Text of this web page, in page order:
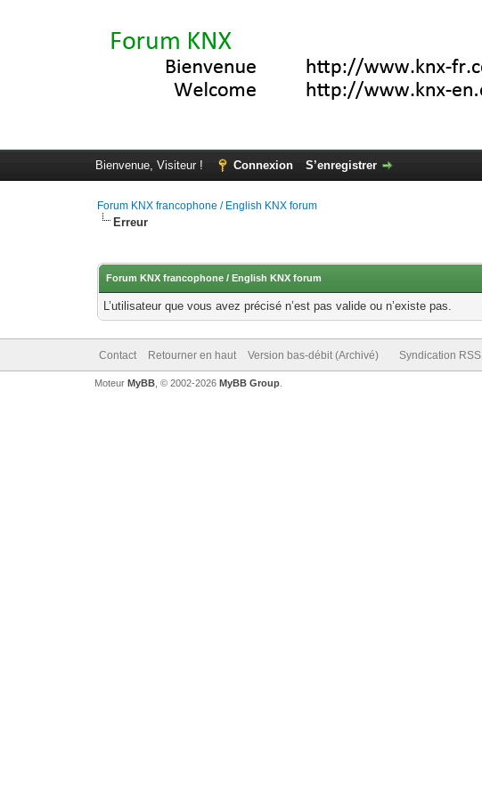
Bienvenue, Visiteur ! Connexion S’enregistrer
Forum KNX francophone / English KNX forum
Erreur
Forum KNX francophone / English KNX forum
L’utilisateur que vous avez précisé n’est pas valide ou n’existe pas.
Contact Retourner en haut Version bas-débit (Archivé) Syndication RSS
Moteur MyBB, © 2002-2026 MyBB Group.